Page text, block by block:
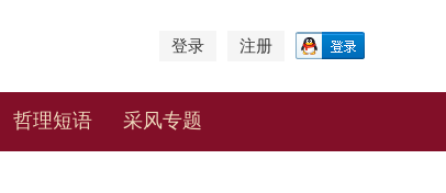
注册
登录
哲理短语 采风专题